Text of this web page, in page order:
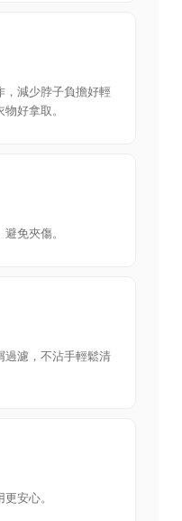
，減少脖子負擔好輕
好拿取。
免夾傷。
過濾，不沾手輕鬆清
安心。